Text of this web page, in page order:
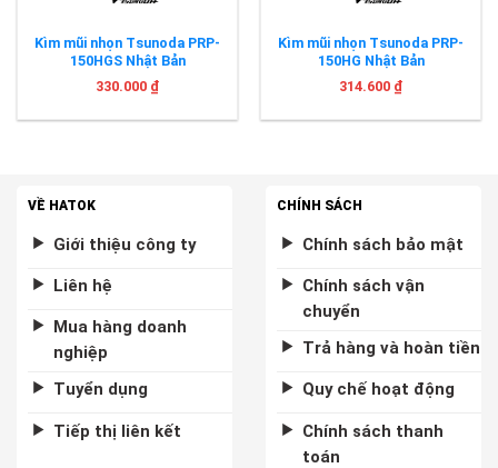
Kìm mũi nhọn Tsunoda PRP-
150HGS Nhật Bản
330.000 ₫
Kìm mũi nhọn Tsunoda PRP-
150HG Nhật Bản
314.600 ₫
VỀ HATOK
Giới thiệu công ty
Liên hệ
Mua hàng doanh
nghiệp
Tuyển dụng
Tiếp thị liên kết
CHÍNH SÁCH
Chính sách bảo mật
Chính sách vận
chuyển
Trả hàng và hoàn tiền
Quy chế hoạt động
Chính sách thanh
toán